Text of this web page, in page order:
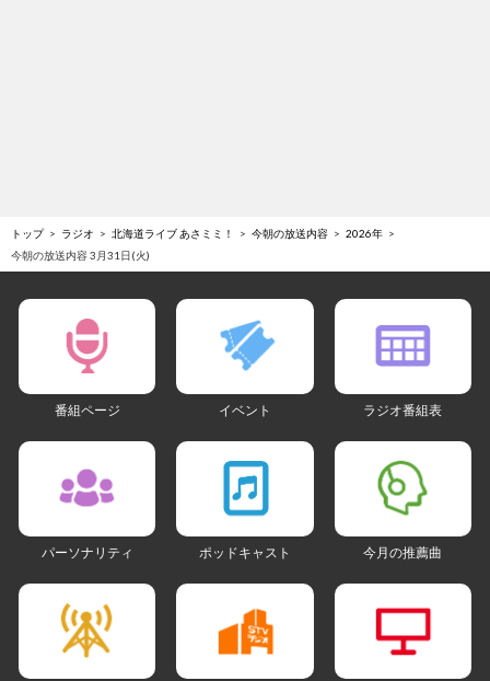
トップ ラジオ 北海道ライブ あさミミ！ 今朝の放送内容
2026年
今朝の放送内容 3月31日(火)
番組ページ イベント ラジオ番組表
パーソナリティ ポッドキャスト 今月の推薦曲